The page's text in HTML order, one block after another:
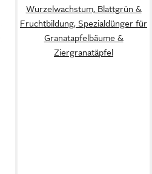
Wurzelwachstum, Blattgrün &
Fruchtbildung, Spezialdünger für
Granatapfelbäume &
Ziergranatäpfel